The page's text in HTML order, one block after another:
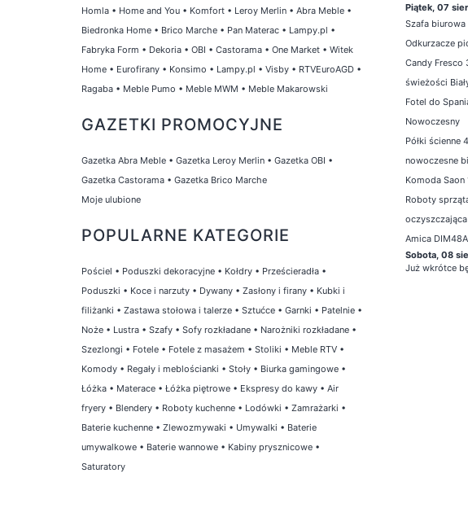
Homla • Home and You • Komfort • Leroy Merlin • Abra Meble •
Biedronka Home • Brico Marche • Pan Materac • Lampy.pl •
Fabryka Form • Dekoria • OBI • Castorama • One Market • Witek
Home • Eurofirany • Konsimo • Lampy.pl • Visby • RTVEuroAGD •
Ragaba • Meble Pumo • Meble MWM • Meble Makarowski
GAZETKI PROMOCYJNE
Gazetka Abra Meble • Gazetka Leroy Merlin • Gazetka OBI •
Gazetka Castorama • Gazetka Brico Marche
Moje ulubione
POPULARNE KATEGORIE
Pościel • Poduszki dekoracyjne • Kołdry • Prześcieradła •
Poduszki • Koce i narzuty • Dywany • Zasłony i firany • Kubki i
filiżanki • Zastawa stołowa i talerze • Sztućce • Garnki • Patelnie •
Noże • Lustra • Szafy • Sofy rozkładane • Narożniki rozkładane •
Szezlongi • Fotele • Fotele z masażem • Stoliki • Meble RTV •
Komody • Regały i meblościanki • Stoły • Biurka gamingowe •
Łóżka • Materace • Łóżka piętrowe • Ekspresy do kawy • Air
fryery • Blendery • Roboty kuchenne • Lodówki • Zamrażarki •
Baterie kuchenne • Zlewozmywaki • Umywalki • Baterie
umywalkowe • Baterie wannowe • Kabiny prysznicowe •
Saturatory
Piątek, 07
Szafa
Odkurzacze
Candy Fresco
świeżości
Fotel do
Nowoczesny
Półki ścienne
nowoczesne
Komoda Saon
Roboty
Amica
Sobota, 08
Już wkrótce